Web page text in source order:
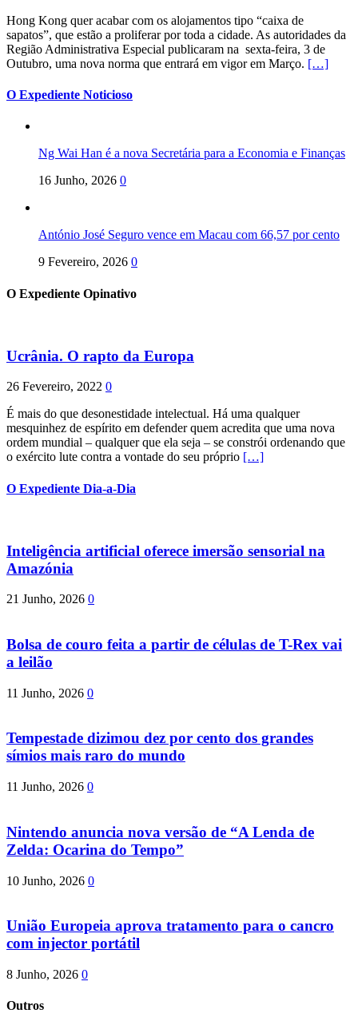
Hong Kong quer acabar com os alojamentos tipo “caixa de
sapatos”, que estão a proliferar por toda a cidade. As autoridades da
Região Administrativa Especial publicaram na sexta-feira, 3 de
Outubro, uma nova norma que entrará em vigor em Março. […]
O Expediente Noticioso
Ng Wai Han é a nova Secretária para a Economia e Finanças
16 Junho, 2026 0
António José Seguro vence em Macau com 66,57 por cento
9 Fevereiro, 2026 0
O Expediente Opinativo
Ucrânia. O rapto da Europa
26 Fevereiro, 2022 0
É mais do que desonestidade intelectual. Há uma qualquer
mesquinhez de espírito em defender quem acredita que uma nova
ordem mundial – qualquer que ela seja – se constrói ordenando que
o exército lute contra a vontade do seu próprio […]
O Expediente Dia-a-Dia
Inteligência artificial oferece imersão sensorial na
Amazónia
21 Junho, 2026 0
Bolsa de couro feita a partir de células de T-Rex vai
a leilão
11 Junho, 2026 0
Tempestade dizimou dez por cento dos grandes
símios mais raro do mundo
11 Junho, 2026 0
Nintendo anuncia nova versão de “A Lenda de
Zelda: Ocarina do Tempo”
10 Junho, 2026 0
União Europeia aprova tratamento para o cancro
com injector portátil
8 Junho, 2026 0
Outros